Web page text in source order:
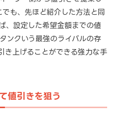
も、先ほど紹介した方法と同
、設定した希望金額までの値
ンクいう最強のライバルの存
き上げることができる強力な手
値引きを狙う